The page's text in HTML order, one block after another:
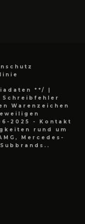
**/
Warenzeichen
2025 - Kontakt
rund um
Mercedes-